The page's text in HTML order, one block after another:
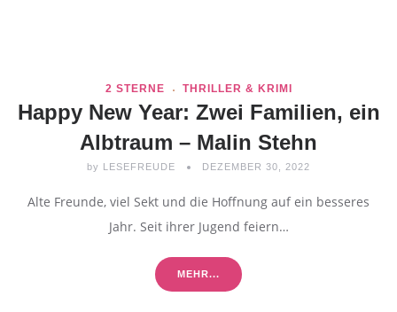
2 STERNE THRILLER & KRIMI
Happy New Year: Zwei Familien, ein
Albtraum – Malin Stehn
by LESEFREUDE DEZEMBER 30, 2022
Alte Freunde, viel Sekt und die Hoffnung auf ein besseres
Jahr. Seit ihrer Jugend feiern…
MEHR...